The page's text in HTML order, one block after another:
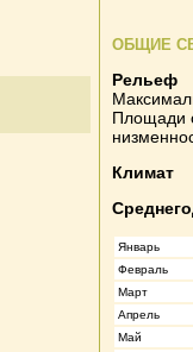
ОБЩИЕ
Рельеф
Площади
Климат
Январь
Февраль
Март
Апрель
Май